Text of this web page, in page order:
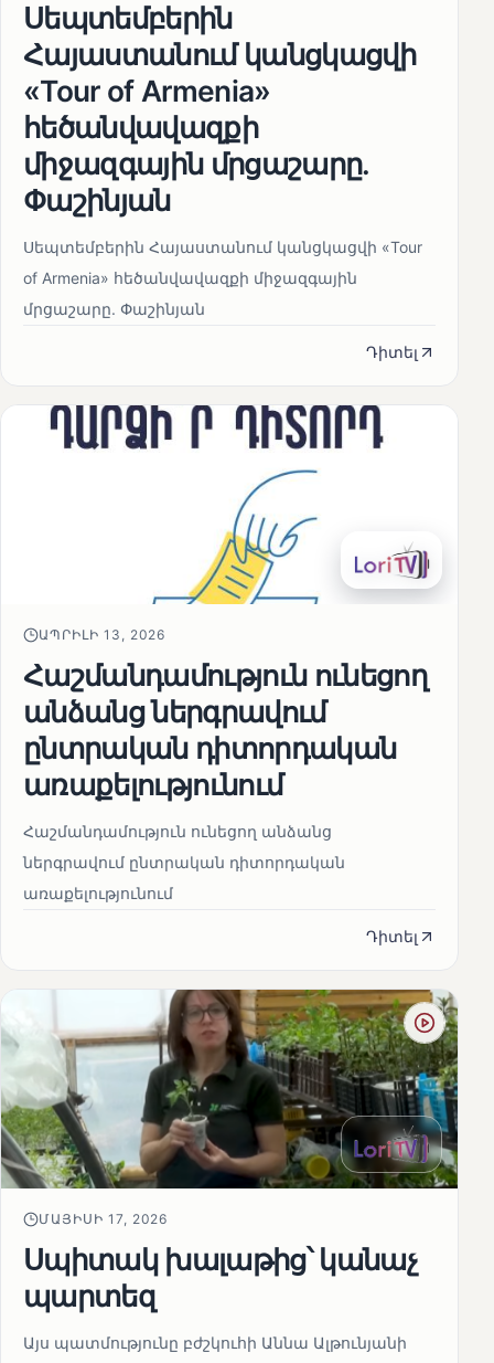
Սեպտեմբերին
Հայաստանում կանցկացվի
«Tour of Armenia»
հեծանվավազքի
միջազգային մրցաշարը.
Փաշինյան
Սեպտեմբերին Հայաստանում կանցկացվի «Tour
of Armenia» հեծանվավազքի միջազգային
մրցաշարը. Փաշինյան
Դիտել
ԱՊՐԻԼԻ 13, 2026
Հաշմանդամություն ունեցող
անձանց ներգրավում
ընտրական դիտորդական
առաքելությունում
Հաշմանդամություն ունեցող անձանց
ներգրավում ընտրական դիտորդական
առաքելությունում
Դիտել
ՄԱՅԻՍԻ 17, 2026
Սպիտակ խալաթից՝ կանաչ
պարտեզ
Այս պատմությունը բժշկուհի Աննա Ալթունյանի